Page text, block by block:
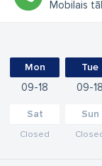
Mobilais
Mon
09 18
Tue
09 18
Sat
Closed
Sun